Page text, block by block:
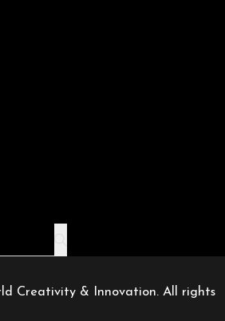
Creativity & Innovation. All rights